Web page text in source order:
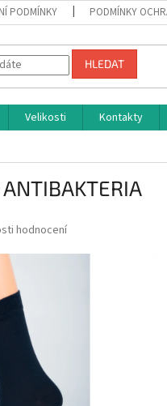
PODMÍNKY PODMÍNKY
HLEDAT
Velikosti Kontakty
hodnocení